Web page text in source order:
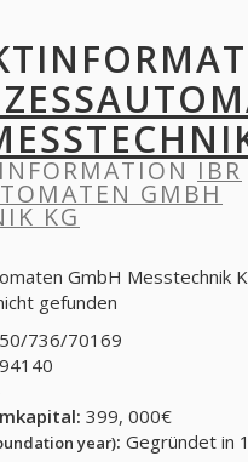
IBR
GMBH
KG
GmbH Messtechnik
gefunden
736/70169
399, 000€
year): Gegründet in